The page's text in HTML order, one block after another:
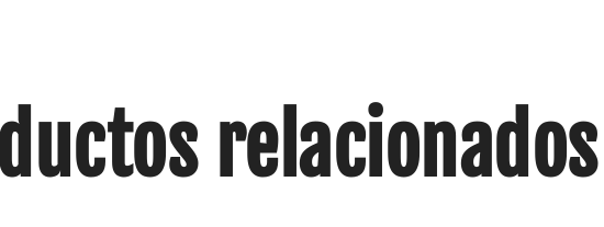
relacionados